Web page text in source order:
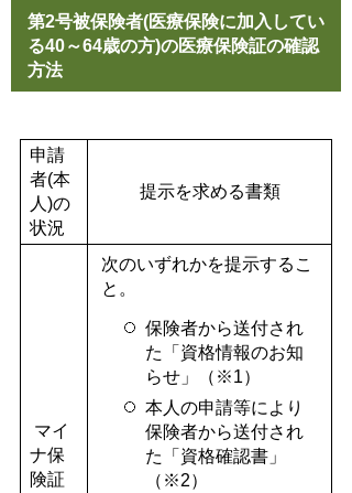
第2号被保険者(医療保険に加入してい
る40～64歳の方)の医療保険証の確認
方法
申請
者(本
人)の
状況
提示を求める書類
マイ
ナ保
険証
次のいずれかを提示するこ
と。
保険者から送付され
た「資格情報のお知
らせ」（※1）
本人の申請等により
保険者から送付され
た「資格確認書」
（※2）